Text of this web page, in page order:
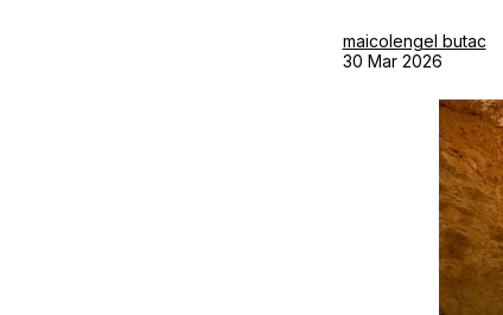
maicolengel butac
30 Mar 2026